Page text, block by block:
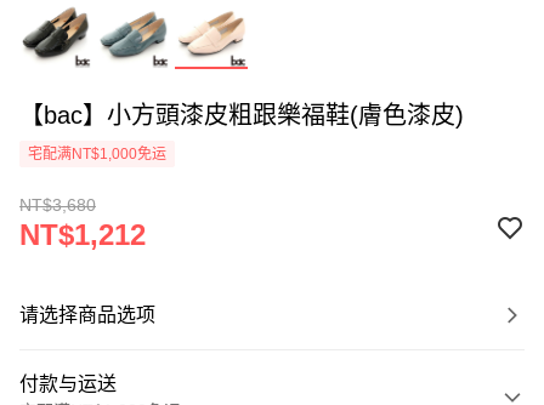
【bac】小方頭漆皮粗跟樂福鞋(膚色漆皮)
宅配满NT$1,000免运
NT$3,680
NT$1,212
请选择商品选项
付款与运送